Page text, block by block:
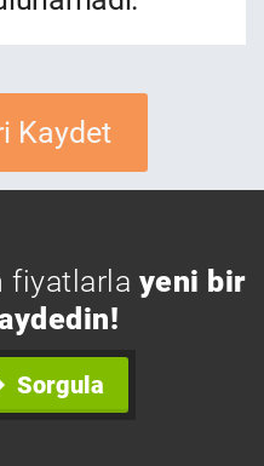
Kaydet
fiyatlarla yeni bir
Sorgula